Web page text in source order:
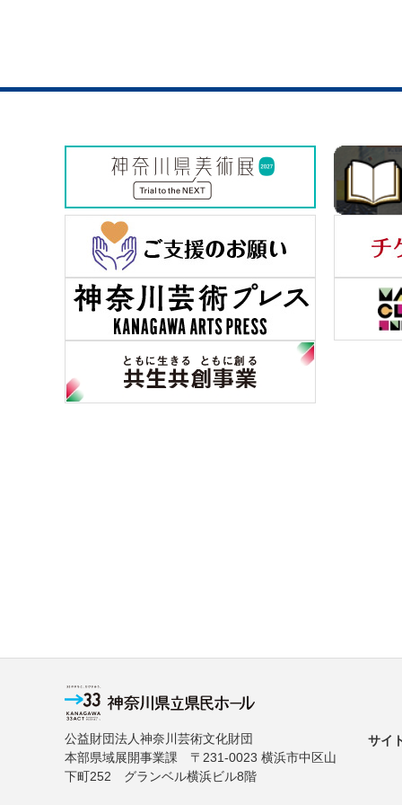
公益財団法人神奈川芸術文化財団
本部県域展開事業課 〒231-0023 横浜市中区山
下町252 グランベル横浜ビル8階
サイ